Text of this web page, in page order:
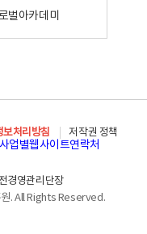
벌아카데미
보처리방침
저작권 정책
사업별웹사이트연락처
경영관리단장
. All Rights Reserved.